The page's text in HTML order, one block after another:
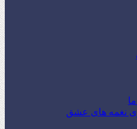
نغمه های عشق